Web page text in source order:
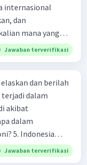
dan
mana yang
Jawaban terverifikasi
dalam
dari agama, suku,
apa yang dapat
Jawaban terverifikasi